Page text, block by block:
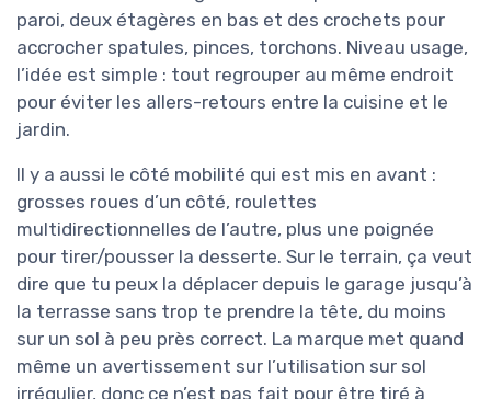
paroi, deux étagères en bas et des crochets pour
accrocher spatules, pinces, torchons. Niveau usage,
l’idée est simple : tout regrouper au même endroit
pour éviter les allers-retours entre la cuisine et le
jardin.
Il y a aussi le côté mobilité qui est mis en avant :
grosses roues d’un côté, roulettes
multidirectionnelles de l’autre, plus une poignée
pour tirer/pousser la desserte. Sur le terrain, ça veut
dire que tu peux la déplacer depuis le garage jusqu’à
la terrasse sans trop te prendre la tête, du moins
sur un sol à peu près correct. La marque met quand
même un avertissement sur l’utilisation sur sol
irrégulier, donc ce n’est pas fait pour être tiré à